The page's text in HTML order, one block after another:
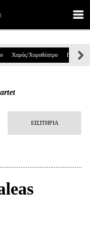
Χορός/Χοροθέατρο Παιδικά
ΕΙΣΙΤΗΡΙΑ